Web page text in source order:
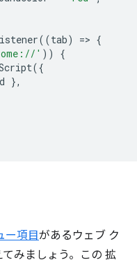
((tab) => {
' ))
{
({
},
ー項目があるウェブ ク
みましょう。この 拡